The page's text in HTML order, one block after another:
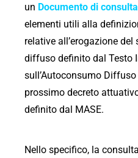
un Documento di
elementi utili alla
relative all’erogazione
diffuso definito dal Testo
sull’Autoconsumo Diffuso
prossimo decreto
definito dal MASE.
Nello specifico, la